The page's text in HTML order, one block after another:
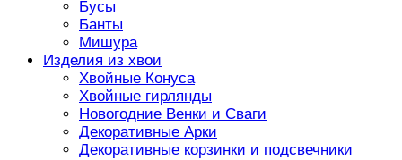
Бусы
Банты
Мишура
Изделия из хвои
Хвойные Конуса
Хвойные гирлянды
Новогодние Венки и Сваги
Декоративные Арки
Декоративные корзинки и подсвечники